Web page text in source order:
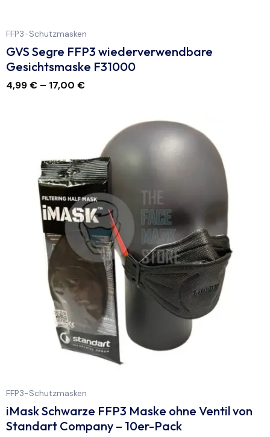
FFP3-Schutzmasken
GVS Segre FFP3 wiederverwendbare
Gesichtsmaske F31000
4,99€ – 17,00 €
FFP3-Schutzmasken
iMask Schwarze FFP3 Maske ohne Ventil von
Standart Company – 10er-Pack